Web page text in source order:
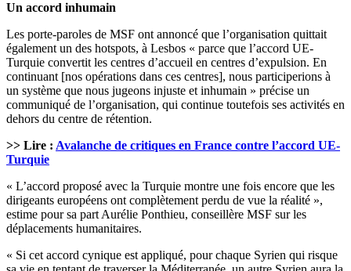
Un accord inhumain
Les porte-paroles de MSF ont annoncé que l’organisation quittait
également un des hotspots, à Lesbos « parce que l’accord UE-
Turquie convertit les centres d’accueil en centres d’expulsion. En
continuant [nos opérations dans ces centres], nous participerions à
un système que nous jugeons injuste et inhumain » précise un
communiqué de l’organisation, qui continue toutefois ses activités en
dehors du centre de rétention.
>> Lire : Avalanche de critiques en France contre l’accord UE-
Turquie
« L’accord proposé avec la Turquie montre une fois encore que les
dirigeants européens ont complètement perdu de vue la réalité »,
estime pour sa part Aurélie Ponthieu, conseillère MSF sur les
déplacements humanitaires.
« Si cet accord cynique est appliqué, pour chaque Syrien qui risque